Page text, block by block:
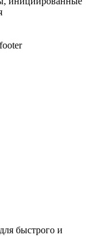
быстрого и